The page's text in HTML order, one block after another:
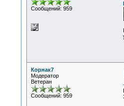
Сообщений: 959
Корнак7
Модератор
Ветеран
Сообщений: 959